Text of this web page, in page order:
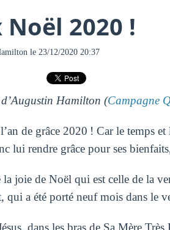
Noël 2020 !
le 23/12/2020 20:37
Hamilton (Campagne
de grâce 2020 ! Car le temps
lui rendre grâce pour ses
la joie de Noël qui est celle de la
qui a été porté neuf mois dans le
dans les bras de Sa Mère